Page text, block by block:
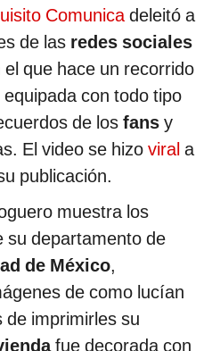
Comunica deleitó a
de las redes sociales
que hace un recorrido
equipada con todo tipo
de los fans y
El video se hizo viral a
publicación.
muestra los
su departamento de
de México,
de como lucían
imprimirles su
fue decorada con